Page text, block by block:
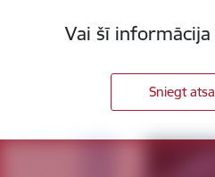
Vai šī
Sniegt